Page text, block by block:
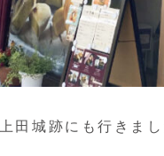
田城跡にも行きまし